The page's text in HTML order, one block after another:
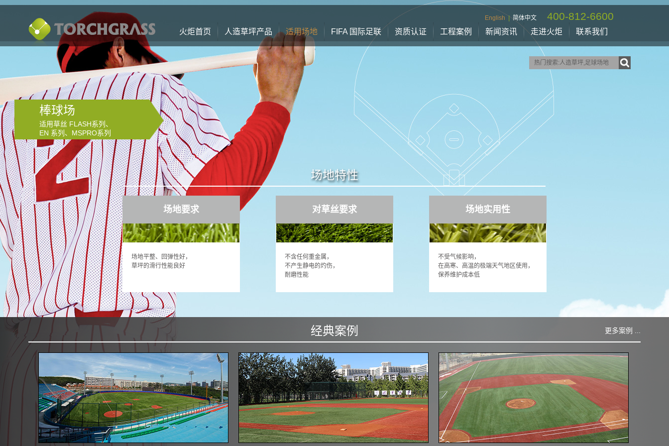
火炬首页 人造草坪产品 适用场地 FIFA 国际足联 资质认证 工程案例 新闻资讯 走进火炬 联系我们
English 简体中文 400-812-6600
棒球场
适用草丝 FLASH系列、
EN 系列、MSPRO系列
场地特性
场地要求
场地平整、回弹性好，
草坪的滑行性能良好
对草丝要求
不含任何重金属，
不产生静电的灼伤，
耐磨性能
场地实用性
不受气候影响，
在高寒、高温的极端天气地区使用，
保养维护成本低
经典案例 更多案例 ...